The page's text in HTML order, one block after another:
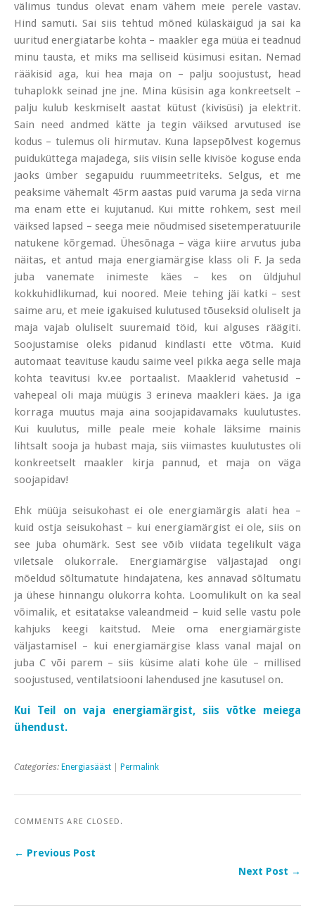
välimus tundus olevat enam vähem meie perele vastav.
Hind samuti. Sai siis tehtud mõned külaskäigud ja sai ka
uuritud energiatarbe kohta – maakler ega müüa ei teadnud
minu tausta, et miks ma selliseid küsimusi esitan. Nemad
rääkisid aga, kui hea maja on – palju soojustust, head
tuhaplokk seinad jne jne. Mina küsisin aga konkreetselt –
palju kulub keskmiselt aastat kütust (kivisüsi) ja elektrit.
Sain need andmed kätte ja tegin väiksed arvutused ise
kodus – tulemus oli hirmutav. Kuna lapsepõlvest kogemus
puiduküttega majadega, siis viisin selle kivisöe koguse enda
jaoks ümber segapuidu ruummeetriteks. Selgus, et me
peaksime vähemalt 45rm aastas puid varuma ja seda virna
ma enam ette ei kujutanud. Kui mitte rohkem, sest meil
väiksed lapsed – seega meie nõudmised sisetemperatuurile
natukene kõrgemad. Ühesõnaga – väga kiire arvutus juba
näitas, et antud maja energiamärgise klass oli F. Ja seda
juba vanemate inimeste käes – kes on üldjuhul
kokkuhidlikumad, kui noored. Meie tehing jäi katki – sest
saime aru, et meie igakuised kulutused tõuseksid oluliselt ja
maja vajab oluliselt suuremaid töid, kui alguses räägiti.
Soojustamise oleks pidanud kindlasti ette võtma. Kuid
automaat teavituse kaudu saime veel pikka aega selle maja
kohta teavitusi kv.ee portaalist. Maaklerid vahetusid –
vahepeal oli maja müügis 3 erineva maakleri käes. Ja iga
korraga muutus maja aina soojapidavamaks kuulutustes.
Kui kuulutus, mille peale meie kohale läksime mainis
lihtsalt sooja ja hubast maja, siis viimastes kuulutustes oli
konkreetselt maakler kirja pannud, et maja on väga
soojapidav!
Ehk müüja seisukohast ei ole energiamärgis alati hea –
kuid ostja seisukohast – kui energiamärgist ei ole, siis on
see juba ohumärk. Sest see võib viidata tegelikult väga
viletsale olukorrale. Energiamärgise väljastajad ongi
mõeldud sõltumatute hindajatena, kes annavad sõltumatu
ja ühese hinnangu olukorra kohta. Loomulikult on ka seal
võimalik, et esitatakse valeandmeid – kuid selle vastu pole
kahjuks keegi kaitstud. Meie oma energiamärgiste
väljastamisel – kui energiamärgise klass vanal majal on
juba C või parem – siis küsime alati kohe üle – millised
soojustused, ventilatsiooni lahendused jne kasutusel on.
Kui Teil on vaja energiamärgist, siis võtke meiega
ühendust.
Categories: Energiasääst Permalink
COMMENTS ARE CLOSED.
← Previous Post
Next Post →